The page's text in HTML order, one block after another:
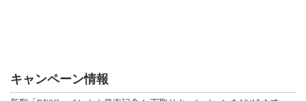
キャンペーン情報